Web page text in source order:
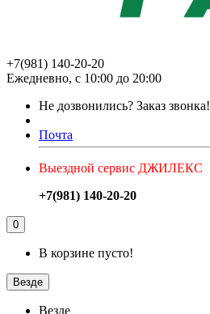
+7(981) 140-20-20
Ежедневно, с 10:00 до 20:00
Не дозвонились? Заказ звонка!
Почта
Выездной сервис ДЖИЛЕКС
+7(981) 140-20-20
0
В корзине пусто!
Везде
Везде